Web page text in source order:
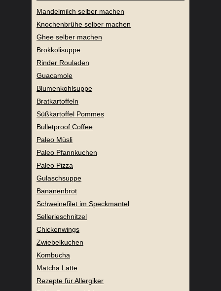
Mandelmilch selber machen
Knochenbrühe selber machen
Ghee selber machen
Brokkolisuppe
Rinder Rouladen
Guacamole
Blumenkohlsuppe
Bratkartoffeln
Süßkartoffel Pommes
Bulletproof Coffee
Paleo Müsli
Paleo Pfannkuchen
Paleo Pizza
Gulaschsuppe
Bananenbrot
Schweinefilet im Speckmantel
Sellerieschnitzel
Chickenwings
Zwiebelkuchen
Kombucha
Matcha Latte
Rezepte für Allergiker